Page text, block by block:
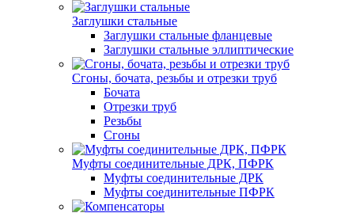
Заглушки стальные
Заглушки стальные фланцевые
Заглушки стальные эллиптические
Сгоны, бочата, резьбы и отрезки труб
Бочата
Отрезки труб
Резьбы
Сгоны
Муфты соединительные ДРК, ПФРК
Муфты соединительные ДРК
Муфты соединительные ПФРК